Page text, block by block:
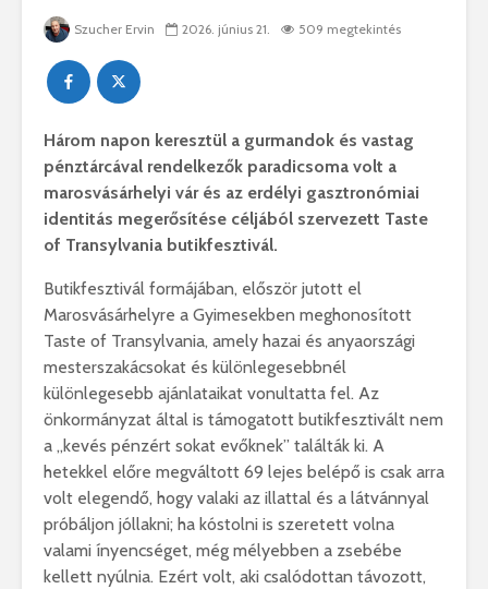
Szucher Ervin 2026. június 21. 509 megtekintés
Három napon keresztül a gurmandok és vastag
pénztárcával rendelkezők paradicsoma volt a
marosvásárhelyi vár és az erdélyi gasztronómiai
identitás megerősítése céljából szervezett Taste
of Transylvania butikfesztivál.
Butikfesztivál formájában, először jutott el
Marosvásárhelyre a Gyimesekben meghonosított
Taste of Transylvania, amely hazai és anyaországi
mesterszakácsokat és különlegesebbnél
különlegesebb ajánlataikat vonultatta fel. Az
önkormányzat által is támogatott butikfesztivált nem
a „kevés pénzért sokat evőknek” találták ki. A
hetekkel előre megváltott 69 lejes belépő is csak arra
volt elegendő, hogy valaki az illattal és a látvánnyal
próbáljon jóllakni; ha kóstolni is szeretett volna
valami ínyencséget, még mélyebben a zsebébe
kellett nyúlnia. Ezért volt, aki csalódottan távozott,